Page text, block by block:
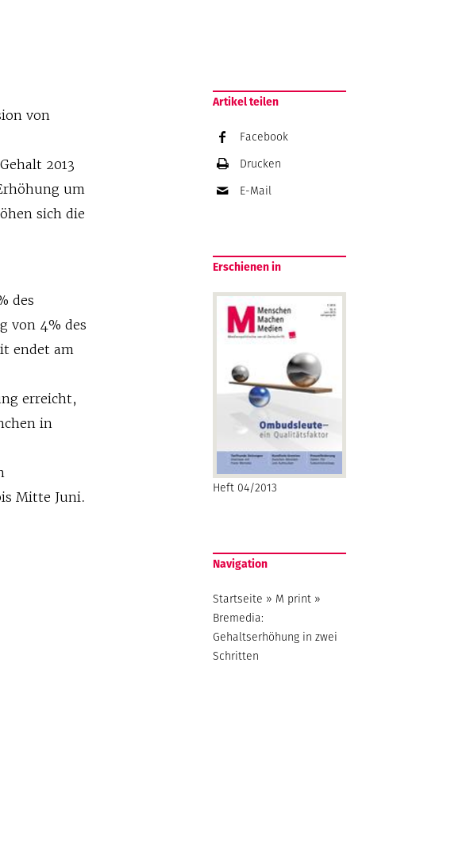
von
2013
um
sich die
des
von 4% des
endet am
erreicht,
in
Mitte Juni.
Artikel teilen
Facebook
Drucken
E-Mail
Erschienen in
Heft 04/2013
Navigation
Startseite » M print »
Bremedia:
Gehaltserhöhung in zwei
Schritten